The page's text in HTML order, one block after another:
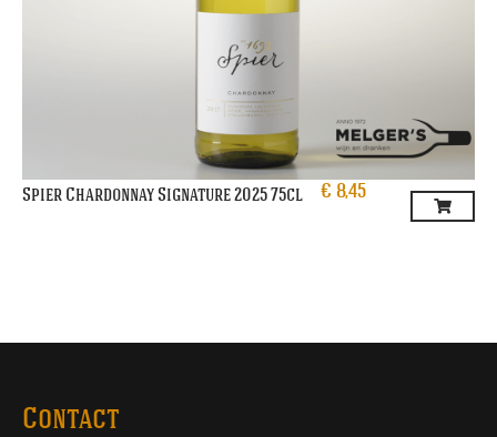
Spier Chardonnay Signature 2025 75cl € 8,45
Contact